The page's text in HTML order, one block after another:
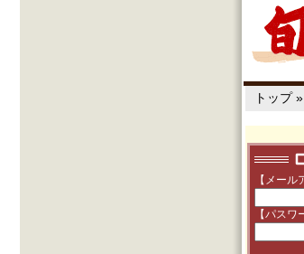
トップ»
【メール
【パスワ